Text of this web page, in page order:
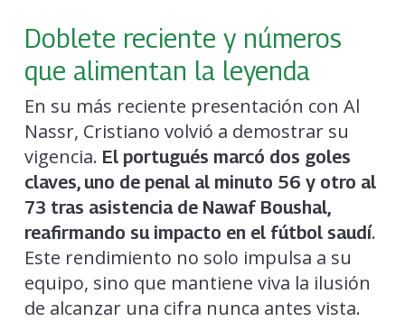
Doblete reciente y números
que alimentan la leyenda
En su más reciente presentación con Al
Nassr, Cristiano volvió a demostrar su
vigencia. El portugués marcó dos goles
claves, uno de penal al minuto 56 y otro al
73 tras asistencia de Nawaf Boushal,
reafirmando su impacto en el fútbol saudí.
Este rendimiento no solo impulsa a su
equipo, sino que mantiene viva la ilusión
de alcanzar una cifra nunca antes vista.